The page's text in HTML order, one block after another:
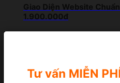
Giao Diện Website
1.900.000đ
Tư vấn MIỄN